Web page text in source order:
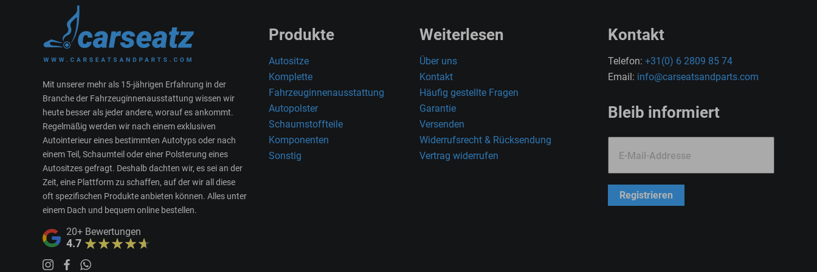
Mit unserer mehr als 15-jährigen Erfahrung in der
Branche der Fahrzeuginnenausstattung wissen wir
heute besser als jeder andere, worauf es ankommt.
Regelmäßig werden wir nach einem exklusiven
Autointerieur eines bestimmten Autotyps oder nach
einem Teil, Schaumteil oder einer Polsterung eines
Autositzes gefragt. Deshalb dachten wir, es sei an der
Zeit, eine Plattform zu schaffen, auf der wir all diese
oft spezifischen Produkte anbieten können. Alles unter
einem Dach und bequem online bestellen.
20+Bewertungen
4.7
Produkte
Autositze
Komplette
Fahrzeuginnenausstattung
Autopolster
Schaumstoffteile
Komponenten
Sonstig
Weiterlesen
Über uns
Kontakt
Häufig gestellte Fragen
Garantie
Versenden
Widerrufsrecht & Rücksendung
Vertrag widerrufen
Kontakt
Telefon: +31(0) 6 2809 85 74
Email: info@carseatsandparts.com
Bleib informiert
E-Mail-Addresse
Registrieren